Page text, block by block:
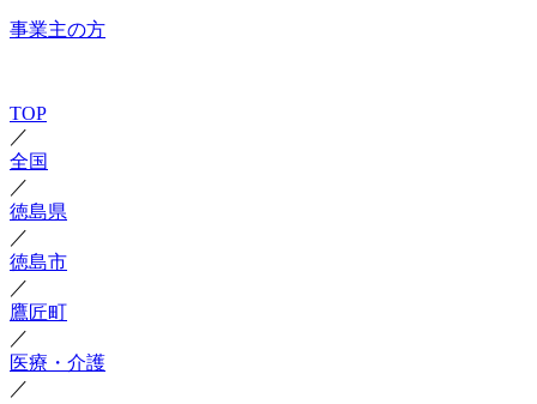
事業主の方
TOP
／
全国
／
徳島県
／
徳島市
／
鷹匠町
／
医療・介護
／